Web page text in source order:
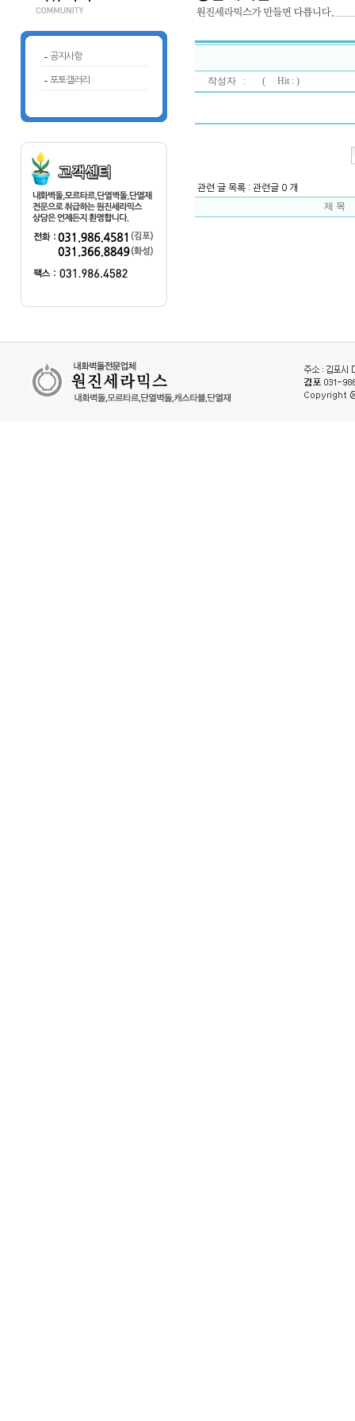
- 공지사항
- 포토갤러리 작성자 : ( Hit : )
관련 글 목록 : 관련글 0 개
제 목